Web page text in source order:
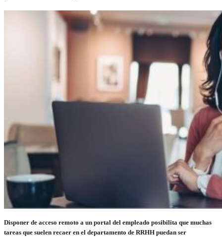
Disponer de acceso remoto a un portal del empleado posibilita que muchas
tareas que suelen recaer en el departamento de RRHH puedan ser